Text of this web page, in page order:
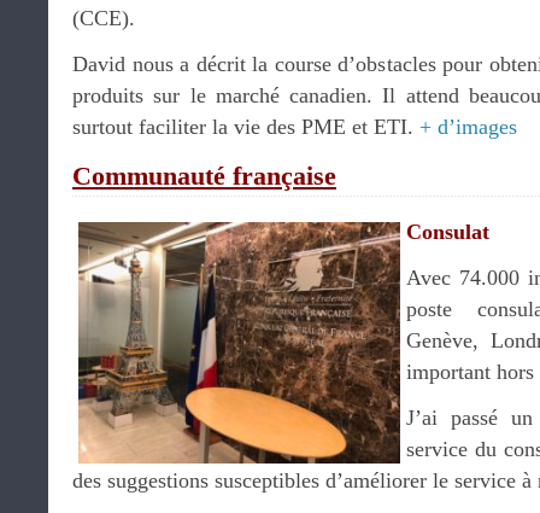
(CCE).
David nous a décrit la course d’obstacles pour
produits sur le marché canadien. Il attend
surtout faciliter la vie des PME et ETI. + d’images
Communauté française
Consulat
Avec 74.000
poste
Genève,
important hors
J’ai passé
service du
des suggestions susceptibles d’améliorer le service